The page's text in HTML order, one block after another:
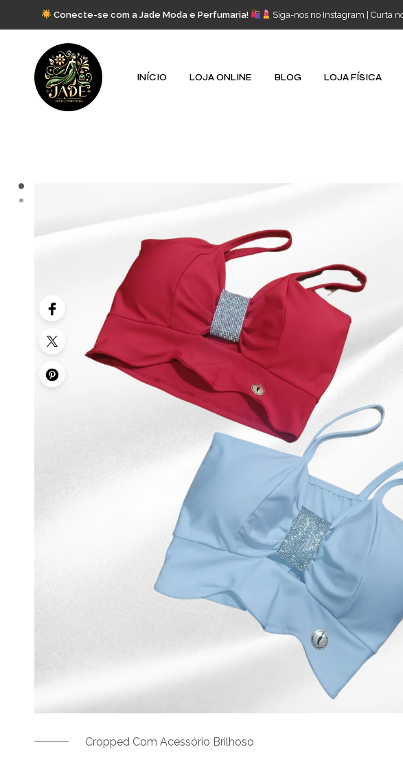
Conecte-se com a Jade Moda e Perfumaria! Siga-nos no Instagram |Curta
INÍCIO LOJA ONLINE BLOG LOJA FÍSICA
Cropped Com Acessório Brilhoso